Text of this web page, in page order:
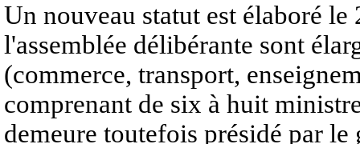
Un nouveau statut est élaboré
l'assemblée délibérante sont
(commerce, transport,
comprenant de six à huit
demeure toutefois présidé par